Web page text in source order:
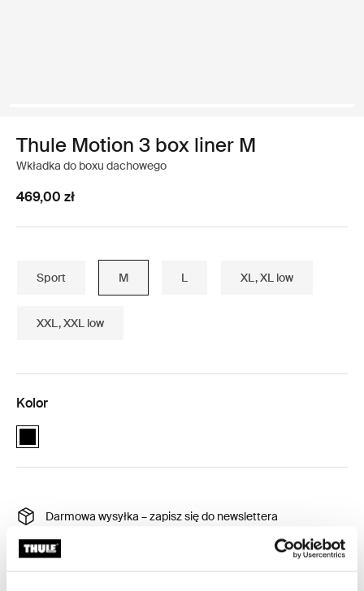
Thule Motion 3 box liner M
Wkładka do boxu dachowego
469,00 zł
Sport M L XL, XL low
XXL, XXL low
Kolor
black (selected)
Darmowa wysyłka – zapisz się do newslettera
30-dniowy okres zwrotu
Gwarancja Thule